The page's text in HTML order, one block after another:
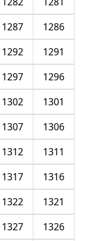
1286
1287
1291
1292
1296
1297
1301
1302
1306
1307
1311
1312
1316
1317
1321
1322
1326
1327